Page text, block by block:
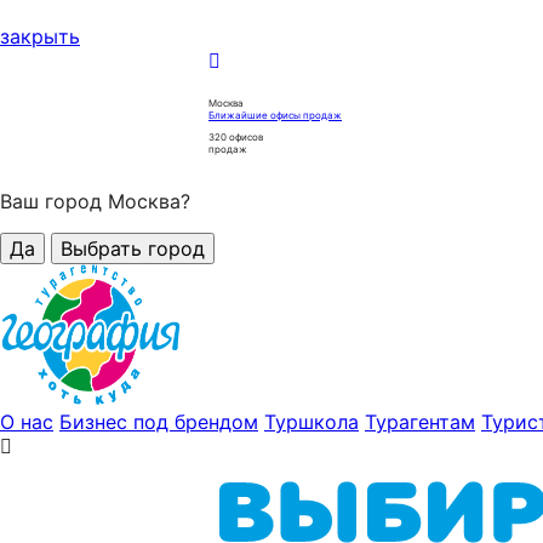
закрыть
Москва
Ближайшие офисы продаж
320 офисов
продаж
Ваш город Москва?
Да
Выбрать город
О нас Бизнес под брендом Туршкола Турагентам